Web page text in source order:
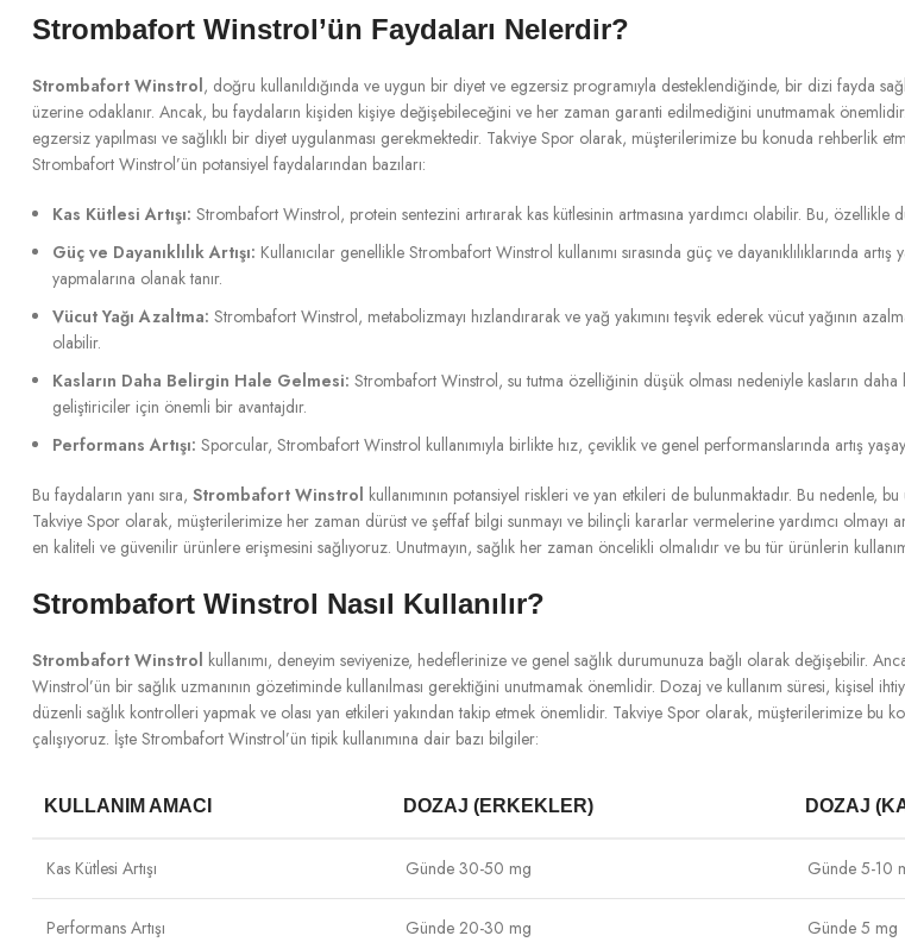
Strombafort Winstrol’ün Faydaları Nelerdir?
Strombafort Winstrol, doğru kullanıldığında ve uygun bir diyet ve egzersiz programıyla desteklendiğinde, bir dizi fayda
üzerine odaklanır. Ancak, bu faydaların kişiden kişiye değişebileceğini ve her zaman garanti edilmediğini unutmamak
egzersiz yapılması ve sağlıklı bir diyet uygulanması gerekmektedir. Takviye Spor olarak, müşterilerimize bu konuda rehberlik
Strombafort Winstrol’ün potansiyel faydalarından bazıları:
Kas Kütlesi Artışı: Strombafort Winstrol, protein sentezini artırarak kas kütlesinin artmasına yardımcı olabilir. Bu,
Güç ve Dayanıklılık Artışı: Kullanıcılar genellikle Strombafort Winstrol kullanımı sırasında güç ve dayanıklılıklarında
yapmalarına olanak tanır.
Vücut Yağı Azaltma: Strombafort Winstrol, metabolizmayı hızlandırarak ve yağ yakımını teşvik ederek vücut yağının
olabilir.
Kasların Daha Belirgin Hale Gelmesi: Strombafort Winstrol, su tutma özelliğinin düşük olması nedeniyle kasların
geliştiriciler için önemli bir avantajdır.
Performans Artışı: Sporcular, Strombafort Winstrol kullanımıyla birlikte hız, çeviklik ve genel performanslarında artış
Bu faydaların yanı sıra, Strombafort Winstrol kullanımının potansiyel riskleri ve yan etkileri de bulunmaktadır. Bu nedenle,
Takviye Spor olarak, müşterilerimize her zaman dürüst ve şeffaf bilgi sunmayı ve bilinçli kararlar vermelerine yardımcı
en kaliteli ve güvenilir ürünlere erişmesini sağlıyoruz. Unutmayın, sağlık her zaman öncelikli olmalıdır ve bu tür ürünlerin
Strombafort Winstrol Nasıl Kullanılır?
Strombafort Winstrol kullanımı, deneyim seviyenize, hedeflerinize ve genel sağlık durumunuza bağlı olarak değişebilir.
Winstrol’ün bir sağlık uzmanının gözetiminde kullanılması gerektiğini unutmamak önemlidir. Dozaj ve kullanım süresi, kişisel
düzenli sağlık kontrolleri yapmak ve olası yan etkileri yakından takip etmek önemlidir. Takviye Spor olarak, müşterilerimize
çalışıyoruz. İşte Strombafort Winstrol’ün tipik kullanımına dair bazı bilgiler:
KULLANIM AMACI DOZAJ (ERKEKLER) DOZAJ
Kas Kütlesi Artışı Günde 30-50 mg Günde 5-10
Performans Artışı Günde 20-30 mg Günde 5 mg